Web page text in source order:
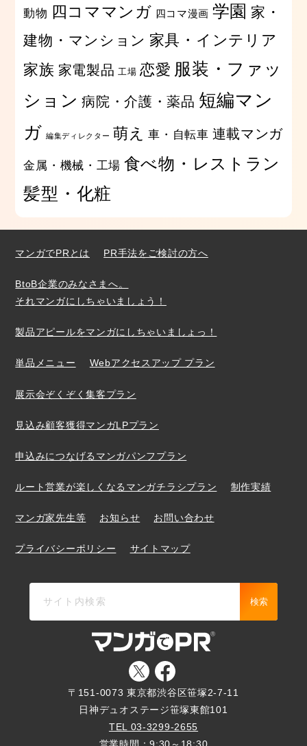
動物 四コママンガ 四コマ漫画 学園 家・
建物・マンション 家具・インテリア
家族 家電製品 工場 恋愛 服装・ファッ
ション 病院・介護・薬品 短編マン
ガ 編集ディレクター 萌え 車・自転車 連載マンガ
金属・機械・工場 食べ物・レストラン
髪型・化粧
マンガでPRとは PR手法をご検討の方へ
BtoB企業のみなさまへ。
それマンガにしちゃいましょう！
製品アピールをマンガにしちゃいましょっ！
単品メニュー Webアクセスアップ プラン
展示会ぞくぞく集客プラン
見込み顧客獲得マンガLPプラン
申込みにつなげるマンガパンフプラン
ルート営業が楽しくなるマンガチラシプラン 制作実績
マンガ家先生等 お知らせ お問い合わせ
プライバシーポリシー サイトマップ
検索
〒151-0073 東京都渋谷区笹塚2-7-11
日神デュオステージ笹塚東館101
TEL 03-3299-2655